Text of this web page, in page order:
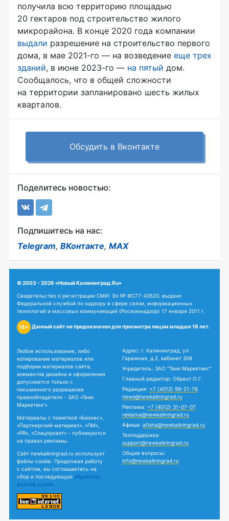
получила всю территорию площадью
20 гектаров под строительство жилого
микрорайона. В конце 2020 года компании
выдали разрешение на строительство первого
дома, в мае 2021-го — на возведение еще трех
зданий, в июне 2023-го — на пятый дом.
Сообщалось, что в общей сложности
на территории запланировано шесть жилых
кварталов.
Обсудить в Вконтакте
Поделитесь новостью:
Подпишитесь на нас:
Telegram, ВКонтакте, MAX
© 2003 - 2026 «Новый Калининград.Ru»
Свидетельство о регистрации СМИ: Эл № ФС77-43520, выдано
Федеральной службой по надзору в сфере связи, информационных
технологий и массовых коммуникаций (Роскомнадзор) 17 января 2011 г.
18+ Данный сайт не предназначен для просмотра лицам младше 18 лет.
Любое использование, либо
копирование материалов или
подборки материалов сайта,
элементов дизайна и оформления
допускается только с
письменного разрешения
правообладателя - ЗАО «Твик
Маркетинг».
Материалы с пометкой «Бизнес»,
«Партнерский материал», «ПМ»,
«PR», «Спецпроект» - публикуются
на правах рекламы.
Сайт newkaliningrad.ru использует
файлы cookie. Продолжая работу
с сайтом, вы соглашаетесь на
сбор и последующую обработку
файлов cookie.
Адрес: г. Калининград, ул.
Гаражная, д.2, кабинет 308
Учредитель: ЗАО "Твик Маркетинг"
Главный редактор: Обрехт О.Г.
Редакция: +7 (4012) 99-21-76
news@newkaliningrad.ru
Реклама: +7 (4012) 31-07-07
reklama@newkaliningrad.ru
Афиша: afisha@newkaliningrad.ru
Техподдержка:
support@newkaliningrad.ru
Общие вопросы:
info@newkaliningrad.ru